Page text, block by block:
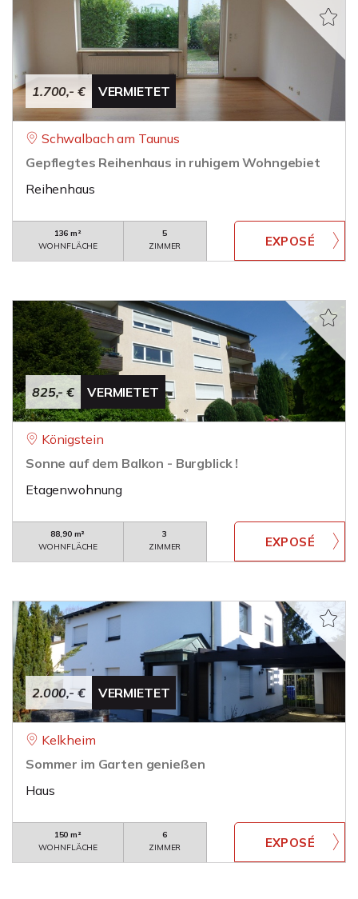
1.700,- € VERMIETET
Schwalbach am Taunus
Gepflegtes Reihenhaus in ruhigem Wohngebiet
Reihenhaus
136 m²
WOHNFLÄCHE
5
ZIMMER
825,- € VERMIETET
Königstein
Sonne auf dem Balkon - Burgblick !
Etagenwohnung
88,90 m²
WOHNFLÄCHE
3
ZIMMER
2.000,- € VERMIETET
Kelkheim
Sommer im Garten genießen
Haus
150 m²
WOHNFLÄCHE
6
ZIMMER